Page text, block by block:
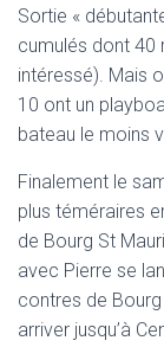
Sortie «
cumulés dont 40
intéressé). Mais
10 ont un
bateau le moins
Finalement le
plus téméraires
de Bourg St
avec Pierre se
contres de
arriver jusqu’à